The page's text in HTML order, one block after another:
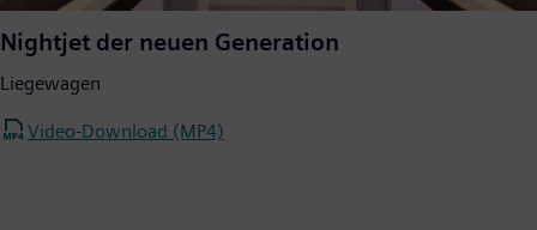
Video
Nightjet der neuen Generation
Liegewagen
Video-Download (MP4)